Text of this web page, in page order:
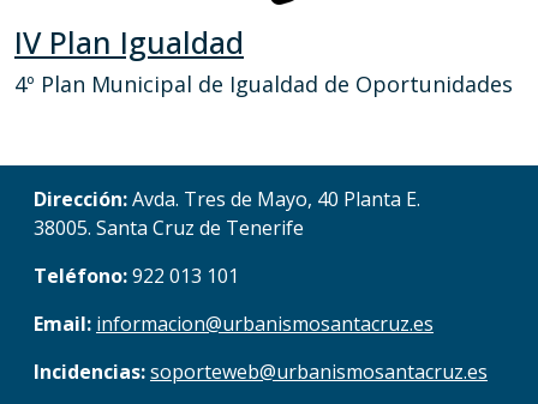
IV Plan Igualdad
4º Plan Municipal de Igualdad de Oportunidades
Dirección:Avda. Tres de Mayo, 40 Planta E.
38005. Santa Cruz de Tenerife
Teléfono:922 013 101
Email: informacion@urbanismosantacruz.es
Incidencias:soporteweb@urbanismosantacruz.es